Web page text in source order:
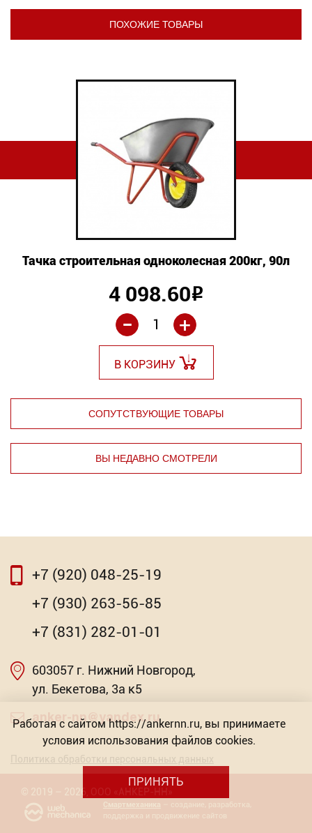
ПОХОЖИЕ ТОВАРЫ
Тачка строительная одноколесная 200кг, 90л
4 098.60Р
+
-
В КОРЗИНУ
СОПУТСТВУЮЩИЕ ТОВАРЫ
Тачка строительная одноколесная 200кг, 90л
4 098.60Р
-
В КОРЗИНУ
ВЫ НЕДАВНО СМОТРЕЛИ
⇦
Насадка для МФИ ЗУБР DIAMOND керамика,
мрамор, стекло
Торговых предложений: 2
от 603.57Р
+7 (920) 048-25-19
+7 (930) 263-56-85
+7 (831) 282-01-01
603057 г. Нижний Новгород,
ул. Бекетова, 3а к5
anker-nn@yandex.ru
Политика обработки персональных данных
© 2019 – 2026 ООО «АНКЕР-НН»
Смартмеханика – создание, разработка,
поддержка и продвижение сайтов
Работая с сайтом https://ankernn.ru, вы принимаете
условия использования файлов cookies.
ПРИНЯТЬ